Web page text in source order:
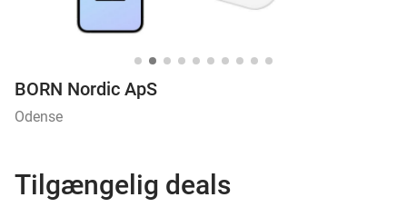
BORN Nordic ApS
Odense
Tilgængelig deals